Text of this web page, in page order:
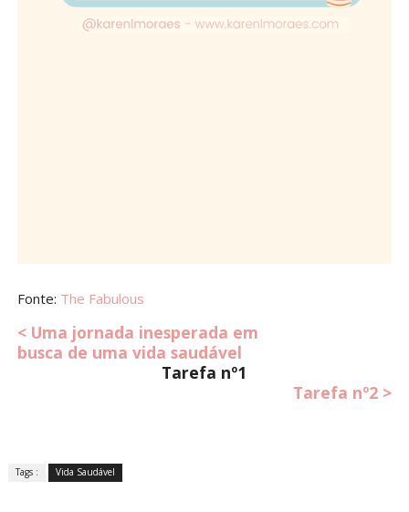
Fonte: The Fabulous
< Uma jornada inesperada em
busca de uma vida saudável
Tarefa nº1
Tarefa nº2 >
Tags : Vida Saudável